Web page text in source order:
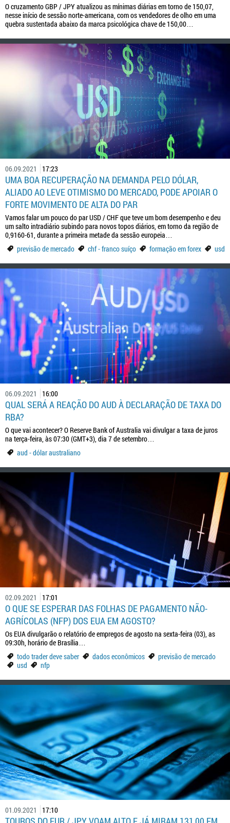
O cruzamento GBP / JPY atualizou as mínimas diárias em torno de 150,07,
nesse início de sessão norte-americana, com os vendedores de olho em uma
quebra sustentada abaixo da marca psicológica chave de 150,00…
06.09.2021 17:23
UMA BOA RECUPERAÇÃO NA DEMANDA PELO DÓLAR,
ALIADO AO LEVE OTIMISMO DO MERCADO, PODE APOIAR O
FORTE MOVIMENTO DE ALTA DO PAR
Vamos falar um pouco do par USD / CHF que teve um bom desempenho e deu
um salto intradiário subindo para novos topos diários, em torno da região de
0,9160-61, durante a primeira metade da sessão europeia…
previsão de mercado
chf - franco suíço formação em forex usd
06.09.2021 16:00
QUAL SERÁ A REAÇÃO DO AUD À DECLARAÇÃO DE TAXA DO
RBA?
O que vai acontecer? O Reserve Bank of Australia vai divulgar a taxa de juros
na terça-feira, às 07:30 (GMT+3), dia 7 de setembro…
aud - dólar australiano
02.09.2021 17:01
O QUE SE ESPERAR DAS FOLHAS DE PAGAMENTO NÃO-
AGRÍCOLAS (NFP) DOS EUA EM AGOSTO?
Os EUA divulgarão o relatório de empregos de agosto na sexta-feira (03), as
09:30h, horário de Brasília…
todo trader deve saber
dados econômicos
previsão de mercado
usd
nfp
01.09.2021 17:10